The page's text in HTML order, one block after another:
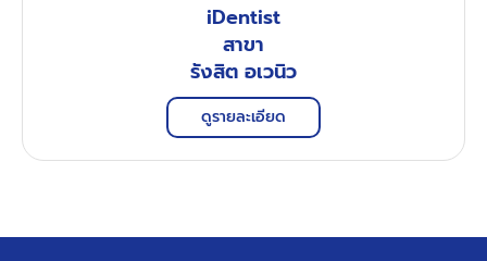
iDentist
สาขา
รังสิต อเวนิว
ดูรายละเอียด